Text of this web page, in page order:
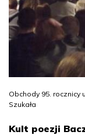
Obchody 95. rocznicy
Szukała
Kult poezji